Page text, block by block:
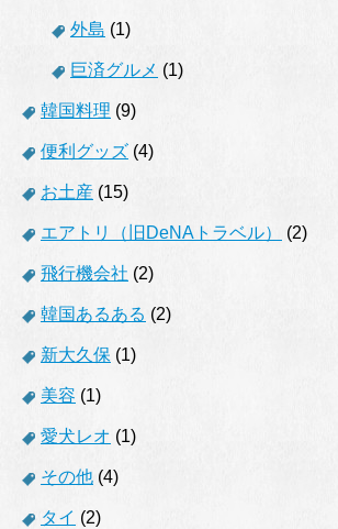
外島 (1)
巨済グルメ (1)
韓国料理 (9)
便利グッズ (4)
お土産 (15)
エアトリ（旧DeNAトラベル） (2)
飛行機会社 (2)
韓国あるある (2)
新大久保 (1)
美容 (1)
愛犬レオ (1)
その他 (4)
タイ (2)